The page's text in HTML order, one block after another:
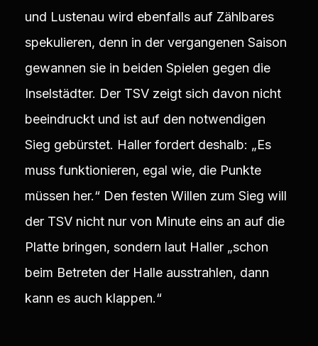
und Lustenau wird ebenfalls auf Zählbares
spekulieren, denn in der vergangenen Saison
gewannen sie in beiden Spielen gegen die
Inselstädter. Der TSV zeigt sich davon nicht
beeindruckt und ist auf den notwendigen
Sieg gebürstet. Haller fordert deshalb: „Es
muss funktionieren, egal wie, die Punkte
müssen her.“ Den festen Willen zum Sieg will
der TSV nicht nur von Minute eins an auf die
Platte bringen, sondern laut Haller „schon
beim Betreten der Halle ausstrahlen, dann
kann es auch klappen.“